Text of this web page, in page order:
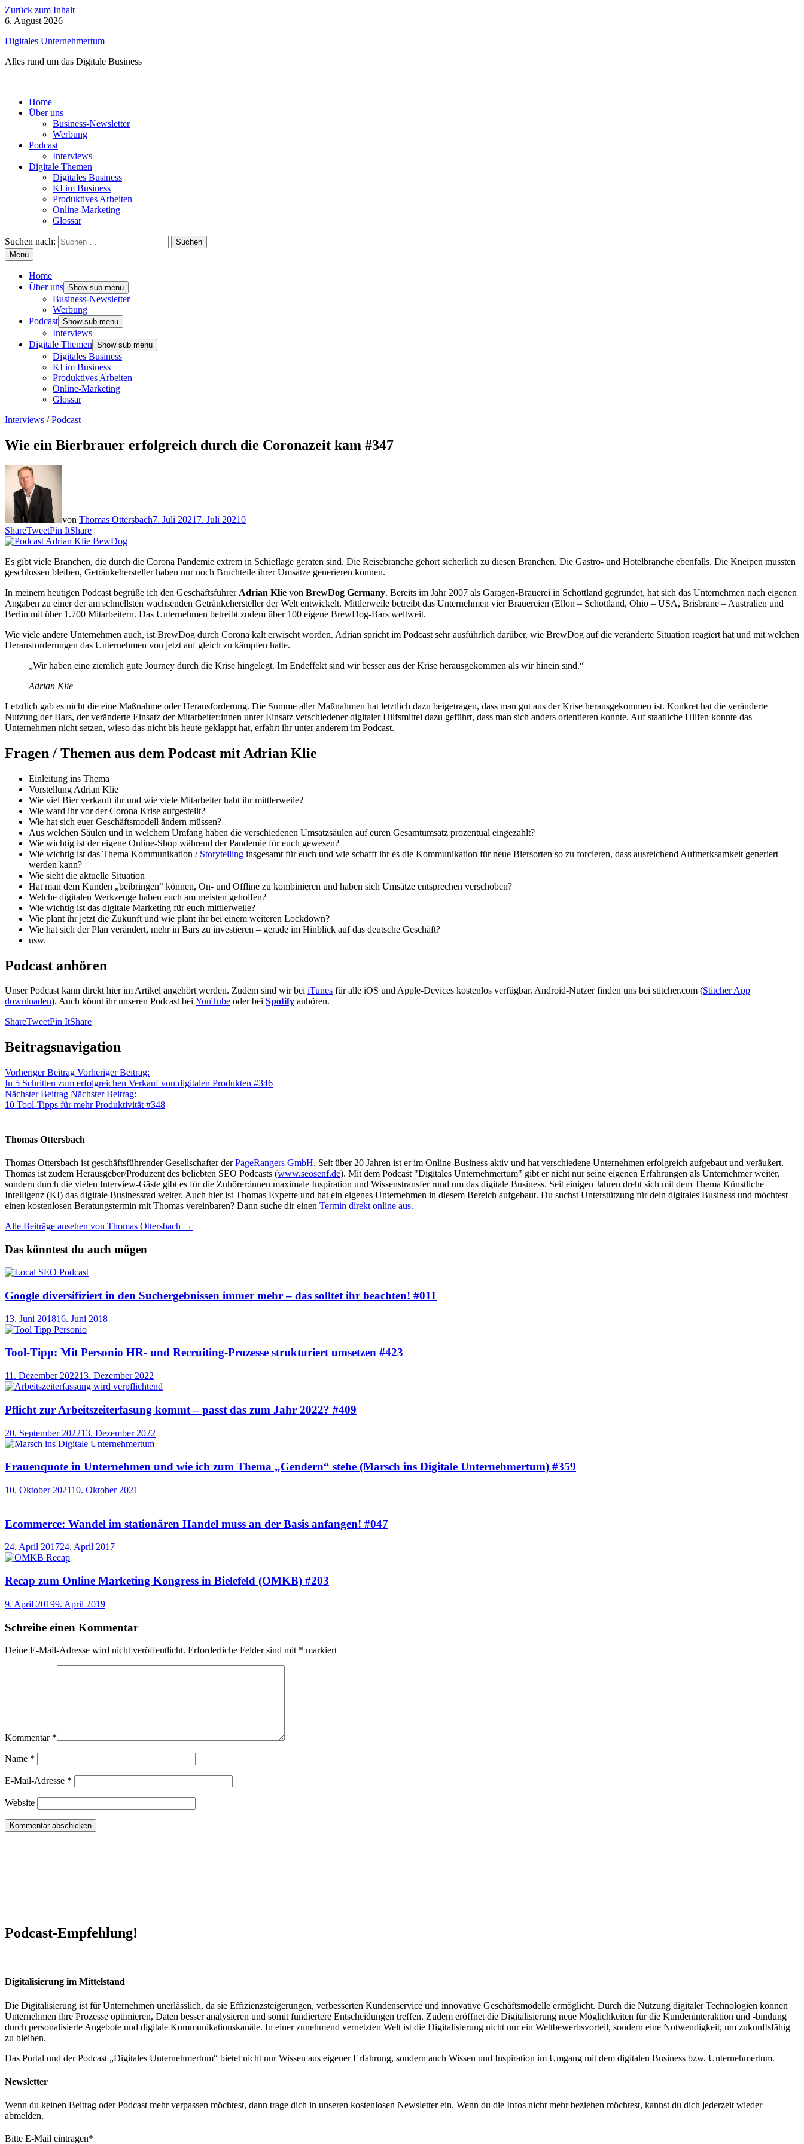
Zurück zum Inhalt
6. August 2026
Digitales Unternehmertum
Alles rund um das Digitale Business
Home
Über uns
Business-Newsletter
Werbung
Podcast
Interviews
Digitale Themen
Digitales Business
KI im Business
Produktives Arbeiten
Online-Marketing
Glossar
Suchen nach:
Menü
Home
Über uns Show sub menu
Business-Newsletter
Werbung
Podcast Show sub menu
Interviews
Digitale Themen Show sub menu
Digitales Business
KI im Business
Produktives Arbeiten
Online-Marketing
Glossar
Interviews /Podcast
Wie ein Bierbrauer erfolgreich durch die Coronazeit kam #347
von Thomas Ottersbach7. Juli 2021 7. Juli 20210
ShareTweetPin ItShare
Es gibt viele Branchen, die durch die Corona Pandemie extrem in Schieflage geraten sind. Die Reisebranche gehört sicherlich zu diesen Branchen. Die Gastro- und Hotelbranche ebenfalls. Die Kneipen mussten
geschlossen bleiben, Getränkehersteller haben nur noch Bruchteile ihrer Umsätze generieren können.
In meinem heutigen Podcast begrüße ich den Geschäftsführer Adrian Klie von BrewDog Germany. Bereits im Jahr 2007 als Garagen-Brauerei in Schottland gegründet, hat sich das Unternehmen nach eigenen
Angaben zu einer der am schnellsten wachsenden Getränkehersteller der Welt entwickelt. Mittlerweile betreibt das Unternehmen vier Brauereien (Ellon – Schottland, Ohio – USA, Brisbrane – Australien und
Berlin mit über 1.700 Mitarbeitern. Das Unternehmen betreibt zudem über 100 eigene BrewDog-Bars weltweit.
Wie viele andere Unternehmen auch, ist BrewDog durch Corona kalt erwischt worden. Adrian spricht im Podcast sehr ausführlich darüber, wie BrewDog auf die veränderte Situation reagiert hat und mit welchen
Herausforderungen das Unternehmen von jetzt auf gleich zu kämpfen hatte.
„Wir haben eine ziemlich gute Journey durch die Krise hingelegt. Im Endeffekt sind wir besser aus der Krise herausgekommen als wir hinein sind.“
Adrian Klie
Letztlich gab es nicht die eine Maßnahme oder Herausforderung. Die Summe aller Maßnahmen hat letztlich dazu beigetragen, dass man gut aus der Krise herausgekommen ist. Konkret hat die veränderte
Nutzung der Bars, der veränderte Einsatz der Mitarbeiter:innen unter Einsatz verschiedener digitaler Hilfsmittel dazu geführt, dass man sich anders orientieren konnte. Auf staatliche Hilfen konnte das
Unternehmen nicht setzen, wieso das nicht bis heute geklappt hat, erfahrt ihr unter anderem im Podcast.
Fragen / Themen aus dem Podcast mit Adrian Klie
Einleitung ins Thema
Vorstellung Adrian Klie
Wie viel Bier verkauft ihr und wie viele Mitarbeiter habt ihr mittlerweile?
Wie ward ihr vor der Corona Krise aufgestellt?
Wie hat sich euer Geschäftsmodell ändern müssen?
Aus welchen Säulen und in welchem Umfang haben die verschiedenen Umsatzsäulen auf euren Gesamtumsatz prozentual eingezahlt?
Wie wichtig ist der eigene Online-Shop während der Pandemie für euch gewesen?
Wie wichtig ist das Thema Kommunikation / Storytelling insgesamt für euch und wie schafft ihr es die Kommunikation für neue Biersorten so zu forcieren, dass ausreichend Aufmerksamkeit generiert
werden kann?
Wie sieht die aktuelle Situation
Hat man dem Kunden „beibringen“ können, On- und Offline zu kombinieren und haben sich Umsätze entsprechen verschoben?
Welche digitalen Werkzeuge haben euch am meisten geholfen?
Wie wichtig ist das digitale Marketing für euch mittlerweile?
Wie plant ihr jetzt die Zukunft und wie plant ihr bei einem weiteren Lockdown?
Wie hat sich der Plan verändert, mehr in Bars zu investieren – gerade im Hinblick auf das deutsche Geschäft?
usw.
Podcast anhören
Unser Podcast kann direkt hier im Artikel angehört werden. Zudem sind wir bei iTunes für alle iOS und Apple-Devices kostenlos verfügbar. Android-Nutzer finden uns bei stitcher.com (Stitcher App
downloaden). Auch könnt ihr unseren Podcast bei YouTube oder bei Spotify anhören.
ShareTweetPin ItShare
Beitragsnavigation
Vorheriger Beitrag Vorheriger Beitrag:
In 5 Schritten zum erfolgreichen Verkauf von digitalen Produkten #346
Nächster Beitrag Nächster Beitrag:
10 Tool-Tipps für mehr Produktivität #348
Thomas Ottersbach
Thomas Ottersbach ist geschäftsführender Gesellschafter derPageRangers GmbH. Seit über 20 Jahren ist er im Online-Business aktiv und hat verschiedene Unternehmen erfolgreich aufgebaut und veräußert.
Thomas ist zudem Herausgeber/Produzent des beliebten SEO Podcasts (www.seosenf.de). Mit dem Podcast "Digitales Unternehmertum" gibt er nicht nur seine eigenen Erfahrungen als Unternehmer weiter,
sondern durch die vielen Interview-Gäste gibt es für die Zuhörer:innen maximale Inspiration und Wissenstransfer rund um das digitale Business. Seit einigen Jahren dreht sich mit dem Thema Künstliche
Intelligenz (KI) das digitale Businessrad weiter. Auch hier ist Thomas Experte und hat ein eigenes Unternehmen in diesem Bereich aufgebaut. Du suchst Unterstützung für dein digitales Business und möchtest
einen kostenlosen Beratungstermin mit Thomas vereinbaren? Dann suche dir einen Termin direkt online aus.
Alle Beiträge ansehen von Thomas Ottersbach →
Das könntest du auch mögen
Google diversifiziert in den Suchergebnissen immer mehr – das solltet ihr beachten! #011
13. Juni 201816. Juni 2018
Tool-Tipp: Mit Personio HR- und Recruiting-Prozesse strukturiert umsetzen #423
11. Dezember 202213. Dezember 2022
Pflicht zur Arbeitszeiterfasung kommt – passt das zum Jahr 2022? #409
20. September 202213. Dezember 2022
Frauenquote in Unternehmen und wie ich zum Thema „Gendern“ stehe (Marsch ins Digitale Unternehmertum) #359
10. Oktober 202110. Oktober 2021
Ecommerce: Wandel im stationären Handel muss an der Basis anfangen! #047
24. April 201724. April 2017
Recap zum Online Marketing Kongress in Bielefeld (OMKB) #203
9. April 20199. April 2019
Schreibe einen Kommentar
Deine E-Mail-Adresse wird nicht veröffentlicht. Erforderliche Felder sind mit * markiert
Kommentar *
Name *
E-Mail-Adresse *
Website
Podcast-Empfehlung!
Digitalisierung im Mittelstand
Die Digitalisierung ist für Unternehmen unerlässlich, da sie Effizienzsteigerungen, verbesserten Kundenservice und innovative Geschäftsmodelle ermöglicht. Durch die Nutzung digitaler Technologien können
Unternehmen ihre Prozesse optimieren, Daten besser analysieren und somit fundiertere Entscheidungen treffen. Zudem eröffnet die Digitalisierung neue Möglichkeiten für die Kundeninteraktion und -bindung
durch personalisierte Angebote und digitale Kommunikationskanäle. In einer zunehmend vernetzten Welt ist die Digitalisierung nicht nur ein Wettbewerbsvorteil, sondern eine Notwendigkeit, um zukunftsfähig
zu bleiben.
Das Portal und der Podcast „Digitales Unternehmertum“ bietet nicht nur Wissen aus eigener Erfahrung, sondern auch Wissen und Inspiration im Umgang mit dem digitalen Business bzw. Unternehmertum.
Newsletter
Wenn du keinen Beitrag oder Podcast mehr verpassen möchtest, dann trage dich in unseren kostenlosen Newsletter ein. Wenn du die Infos nicht mehr beziehen möchtest, kannst du dich jederzeit wieder
abmelden.
Bitte E-Mail eintragen*